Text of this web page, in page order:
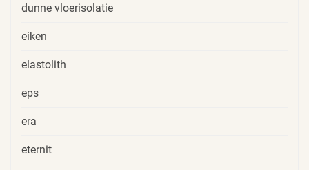
dunne vloerisolatie
eiken
elastolith
eps
era
eternit